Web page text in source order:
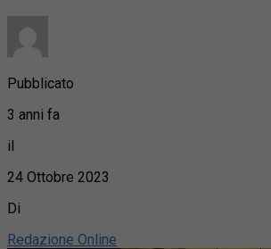
Pubblicato
3 anni fa
il
24 Ottobre 2023
Di
Redazione Online